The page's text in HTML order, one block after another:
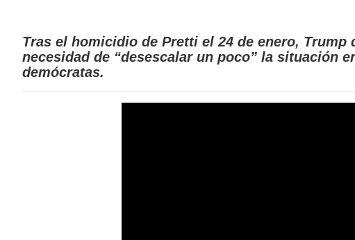
Tras el homicidio de Pretti el 24 de enero,
necesidad de “desescalar un poco” la situación
demócratas.